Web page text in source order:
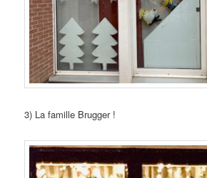
3) La famille Brugger !